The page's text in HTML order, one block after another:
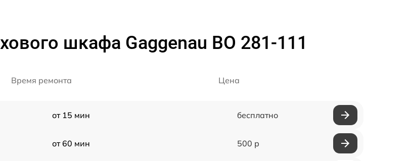
шкафа Gaggenau BO 281-111
Время ремонта Цена
от 15 мин бесплатно
от 60 мин 500 р